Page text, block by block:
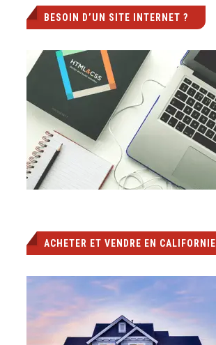
BESOIN D’UN SITE INTERNET ?
ACHETER ET VENDRE EN CALIFORNIE